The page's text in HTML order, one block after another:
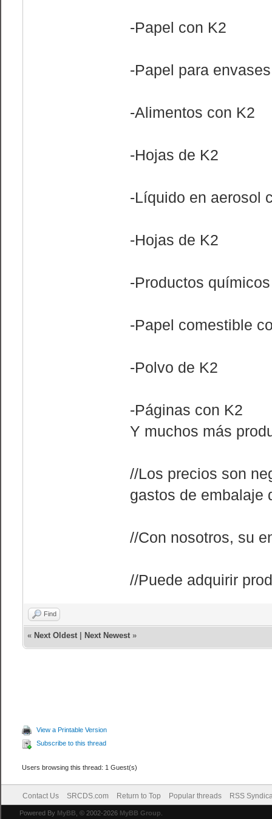
-Papel con K2
-Papel para
-Alimentos con K2
-Hojas de K2
-Líquido en aerosol
-Hojas de K2
-Productos
-Papel comestible
-Polvo de K2
-Páginas con K2
Y muchos más
//Los precios son
gastos de embalaje
//Con nosotros, su
//Puede adquirir
Find
« Next Oldest| Next Newest»
View a Printable Version
Subscribe to this thread
Users browsing this thread: 1 Guest(s)
Contact Us SRCDS.com Return to Top Popular threads RSS
Powered By MyBB , © 2002-2026 MyBB Group